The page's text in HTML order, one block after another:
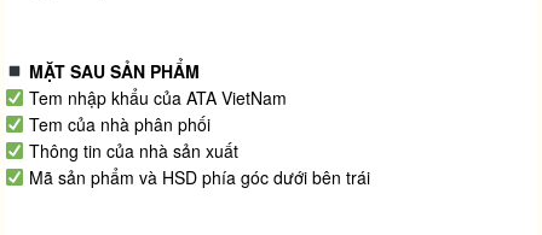
MẶT SAU SẢN PHẨM
Tem nhập khẩu của ATA VietNam
Tem của nhà phân phối
Thông tin của nhà sản xuất
Mã sản phẩm và HSD phía góc dưới bên trái